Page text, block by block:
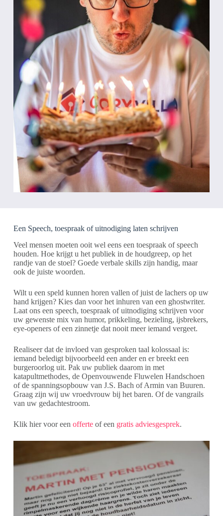
Een Speech, toespraak of uitnodiging laten schrijven
Veel mensen moeten ooit wel eens een toespraak of speech
houden. Hoe krijgt u het publiek in de houdgreep, op het
randje van de stoel? Goede verbale skills zijn handig, maar
ook de juiste woorden.
Wilt u een speld kunnen horen vallen of juist de lachers op uw
hand krijgen? Kies dan voor het inhuren van een ghostwriter.
Laat ons een speech, toespraak of uitnodiging schrijven voor
uw gewenste mix van humor, prikkeling, bezieling, ijsbrekers,
eye-openers of een zinnetje dat nooit meer iemand vergeet.
Realiseer dat de invloed van gesproken taal kolossaal is:
iemand beledigt bijvoorbeeld een ander en er breekt een
burgeroorlog uit. Pak uw publiek daarom in met
katapultmethodes, de Openvouwende Fluwelen Handschoen
of de spanningsopbouw van J.S. Bach of Armin van Buuren.
Graag zijn wij uw vroedvrouw bij het baren. Of de vangrails
van uw gedachtestroom.
Klik hier voor een offerteof een gratis adviesgesprek.